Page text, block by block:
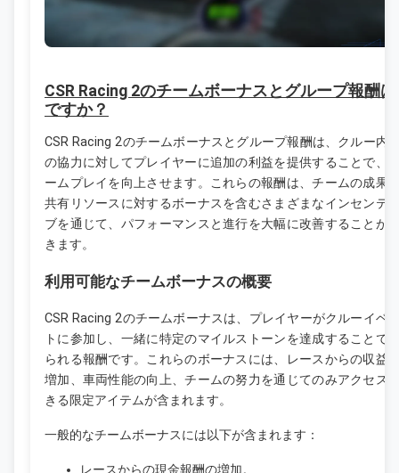
CSR Racing 2のチームボーナスとグループ報酬
ですか？
CSR Racing 2のチームボーナスとグループ報酬は、クルー内
の協力に対してプレイヤーに追加の利益を提供することで、
ームプレイを向上させます。これらの報酬は、チームの成果
共有リソースに対するボーナスを含むさまざまなインセンテ
ブを通じて、パフォーマンスと進行を大幅に改善することが
きます。
利用可能なチームボーナスの概要
CSR Racing 2のチームボーナスは、プレイヤーがクルーイベ
トに参加し、一緒に特定のマイルストーンを達成することで
られる報酬です。これらのボーナスには、レースからの収益
増加、車両性能の向上、チームの努力を通じてのみアクセス
きる限定アイテムが含まれます。
一般的なチームボーナスには以下が含まれます：
レースからの現金報酬の増加。